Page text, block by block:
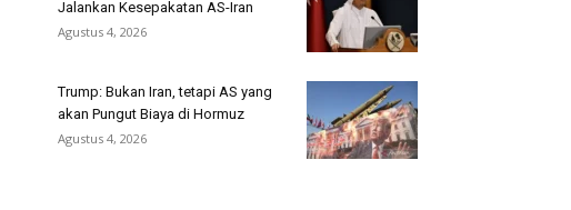
Jalankan Kesepakatan AS-Iran
Agustus 4, 2026
Trump: Bukan Iran, tetapi AS yang
akan Pungut Biaya di Hormuz
Agustus 4, 2026